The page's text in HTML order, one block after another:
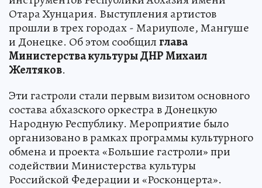
Отара Хунцария. Выступления артистов
прошли в трех городах - Мариуполе, Мангуше
и Донецке. Об этом сообщилглава
Министерства культуры ДНР Михаил
Желтяков.
Эти гастроли стали первым визитом основного
состава абхазского оркестра в Донецкую
Народную Республику. Мероприятие было
организовано в рамках программы культурного
обмена и проекта «Большие гастроли» при
содействии Министерства культуры
Российской Федерации и «Росконцерта».